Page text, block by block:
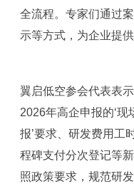
全流程。专家们通过
示等方式，为企业提
翼启低空参会代表表
2026年高企申报的‘现
报’要求、研发费用工
程碑支付分次登记等
照政策要求，规范研